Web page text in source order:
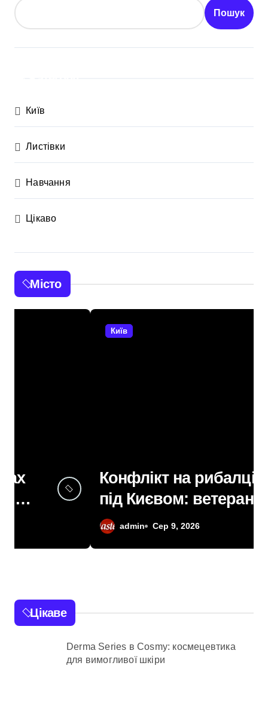
Пошук
Київ
Листівки
Навчання
Цікаво
Місто
Конфлікт на рибалці
під Києвом: ветерана
не впустили до
водойми в Княжичах
Сер 9, 2026
Цікаве
Derma Series в Cosmy: космецевтика
для вимогливої шкіри